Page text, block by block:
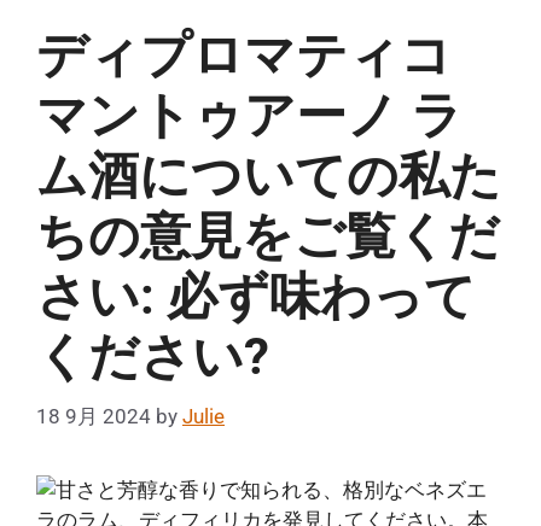
ディプロマティコ
マントゥアーノ ラ
ム酒についての私た
ちの意見をご覧くだ
さい: 必ず味わって
ください?
18 9月 2024 by Julie